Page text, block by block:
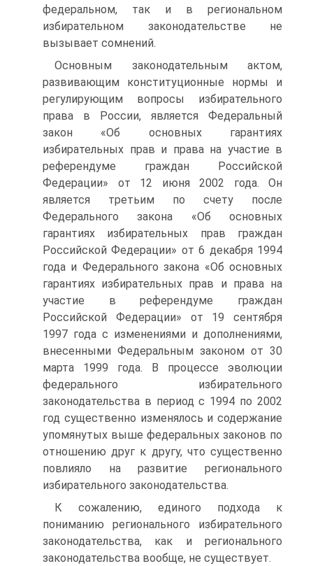
федеральном, так и в региональном
избирательном законодательстве не
вызывает сомнений.
Основным законодательным актом,
развивающим конституционные нормы и
регулирующим вопросы избирательного
права в России, является Федеральный
закон «Об основных гарантиях
избирательных прав и права на участие в
референдуме граждан Российской
Федерации» от 12 июня 2002 года. Он
является третьим по счету после
Федерального закона «Об основных
гарантиях избирательных прав граждан
Российской Федерации» от 6 декабря 1994
года и Федерального закона «Об основных
гарантиях избирательных прав и права на
участие в референдуме граждан
Российской Федерации» от 19 сентября
1997 года с изменениями и дополнениями,
внесенными Федеральным законом от 30
марта 1999 года. В процессе эволюции
федерального избирательного
законодательства в период с 1994 по 2002
год существенно изменялось и содержание
упомянутых выше федеральных законов по
отношению друг к другу, что существенно
повлияло на развитие регионального
избирательного законодательства.
К сожалению, единого подхода к
пониманию регионального избирательного
законодательства, как и регионального
законодательства вообще, не существует.